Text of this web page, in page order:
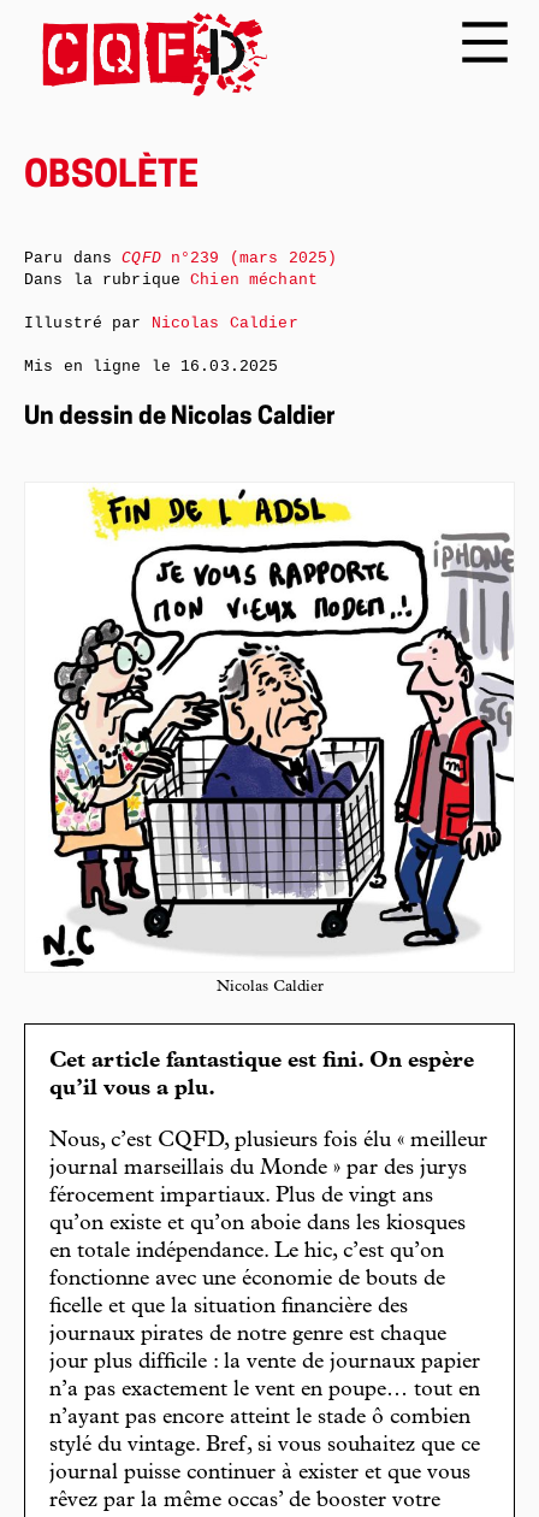
OBSOLÈTE
Un dessin de Nicolas Caldier
Nicolas Caldier
Cet article fantastique est fini. On espère
qu’il vous a plu.
Nous, c’est CQFD, plusieurs fois élu « meilleur
journal marseillais du Monde » par des jurys
férocement impartiaux. Plus de vingt ans
qu’on existe et qu’on aboie dans les kiosques
en totale indépendance. Le hic, c’est qu’on
fonctionne avec une économie de bouts de
ficelle et que la situation financière des
journaux pirates de notre genre est chaque
jour plus difficile : la vente de journaux papier
n’a pas exactement le vent en poupe… tout en
n’ayant pas encore atteint le stade ô combien
stylé du vintage. Bref, si vous souhaitez que ce
journal puisse continuer à exister et que vous
rêvez par la même occas’ de booster votre
Paru dansCQFDn°239 (mars 2025)
Dans la rubriqueChien méchant
Illustré par Nicolas Caldier
Mis en ligne le 16.03.2025